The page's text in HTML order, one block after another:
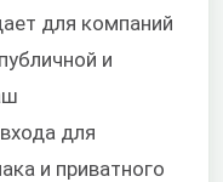
для компаний
и
для
и приватного